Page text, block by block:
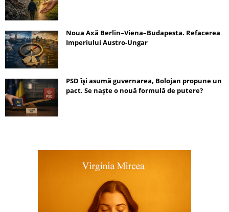
Noua Axă Berlin–Viena–Budapesta. Refacerea
Imperiului Austro-Ungar
PSD își asumă guvernarea, Bolojan propune un
pact. Se naște o nouă formulă de putere?